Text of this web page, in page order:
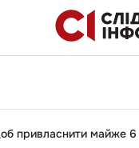
привласнити майже